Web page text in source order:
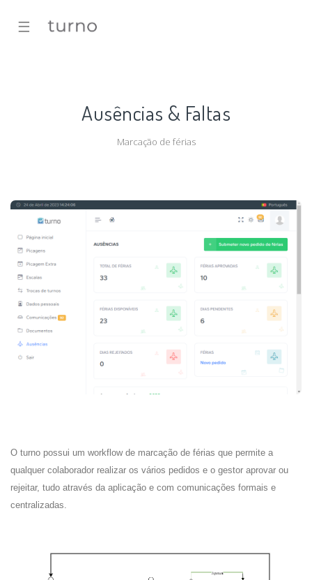
☰
Ausências & Faltas
Marcação de férias
O turno possui um workflow de marcação de férias que permite a
qualquer colaborador realizar os vários pedidos e o gestor aprovar ou
rejeitar, tudo através da aplicação e com comunicações formais e
centralizadas.